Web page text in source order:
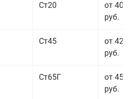
Ст20
от 40
руб.
Ст45
от 42
руб.
Ст65Г
от 45
руб.